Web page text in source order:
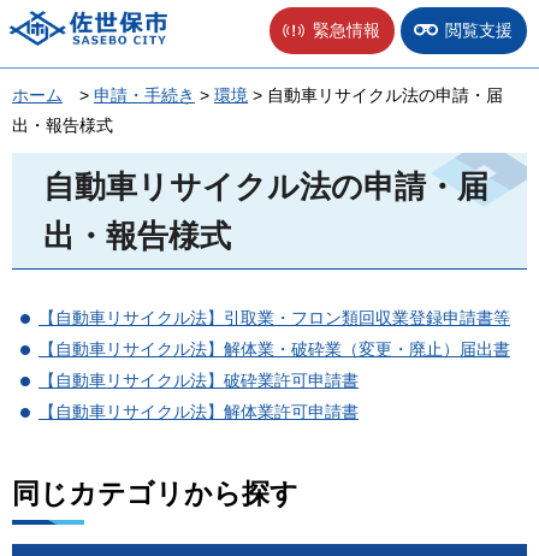
佐世保市 緊急情報 閲覧支援
ホーム > 申請・手続き > 環境 > 自動車リサイクル法の申請・届
出・報告様式
自動車リサイクル法の申請・届
出・報告様式
【自動車リサイクル法】引取業・フロン類回収業登録申請書等
【自動車リサイクル法】解体業・破砕業（変更・廃止）届出書
【自動車リサイクル法】破砕業許可申請書
【自動車リサイクル法】解体業許可申請書
同じカテゴリから探す